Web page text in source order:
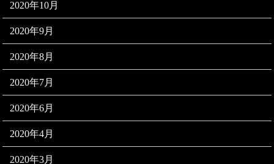
2020年10月
2020年9月
2020年8月
2020年7月
2020年6月
2020年4月
2020年3月